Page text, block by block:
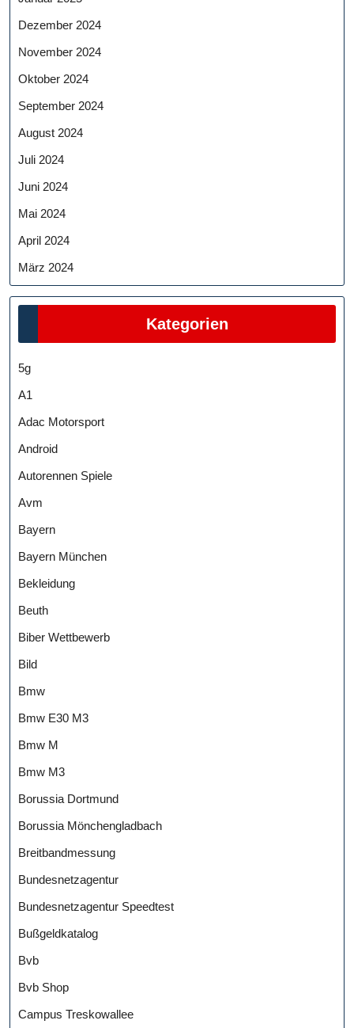
Dezember 2024
November 2024
Oktober 2024
September 2024
August 2024
Juli 2024
Juni 2024
Mai 2024
April 2024
März 2024
Kategorien
5g
A1
Adac Motorsport
Android
Autorennen Spiele
Avm
Bayern
Bayern München
Bekleidung
Beuth
Biber Wettbewerb
Bild
Bmw
Bmw E30 M3
Bmw M
Bmw M3
Borussia Dortmund
Borussia Mönchengladbach
Breitbandmessung
Bundesnetzagentur
Bundesnetzagentur Speedtest
Bußgeldkatalog
Bvb
Bvb Shop
Campus Treskowallee